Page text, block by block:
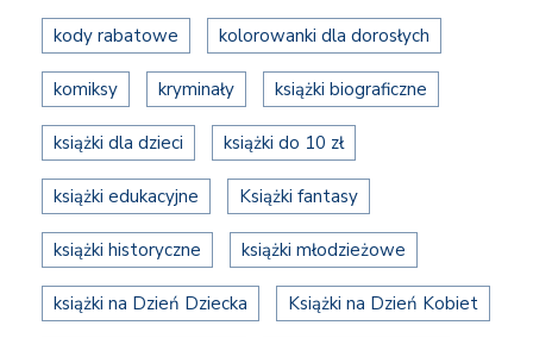
kody rabatowe kolorowanki dla dorosłych
komiksy kryminały książki biograficzne
książki dla dzieci książki do 10 zł
książki edukacyjne Książki fantasy
książki historyczne książki młodzieżowe
książki na Dzień Dziecka Książki na Dzień Kobiet